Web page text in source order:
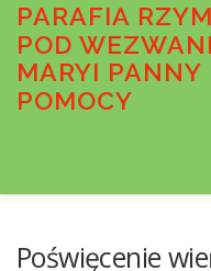
Przejdź
treści
PARAFIA
POD
MARYI PANNY
POMOCY
Poświęcenie